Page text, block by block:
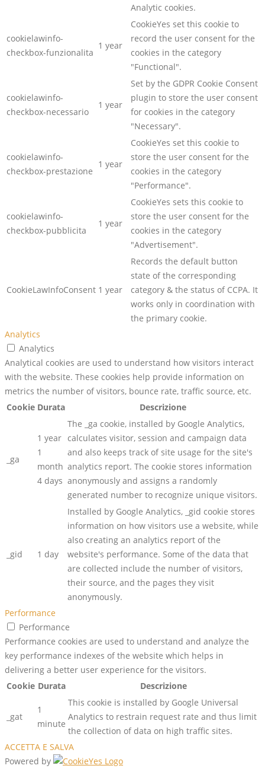
Analytic cookies.
cookielawinfo-
checkbox-funzionalita
1 year
CookieYes set this cookie to
record the user consent for the
cookies in the category
"Functional".
cookielawinfo-
checkbox-necessario
1 year
Set by the GDPR Cookie Consent
plugin to store the user consent
for cookies in the category
"Necessary".
cookielawinfo-
checkbox-prestazione
1 year
CookieYes set this cookie to
store the user consent for the
cookies in the category
"Performance".
cookielawinfo-
checkbox-pubblicita
1 year
CookieYes sets this cookie to
store the user consent for the
cookies in the category
"Advertisement".
CookieLawInfoConsent 1 year
Records the default button
state of the corresponding
category & the status of CCPA. It
works only in coordination with
the primary cookie.
Analytics
Analytics
Analytical cookies are used to understand how visitors interact
with the website. These cookies help provide information on
metrics the number of visitors, bounce rate, traffic source, etc.
Cookie Durata Descrizione
_ga
1 year
1
month
4 days
The _ga cookie, installed by Google Analytics,
calculates visitor, session and campaign data
and also keeps track of site usage for the site's
analytics report. The cookie stores information
anonymously and assigns a randomly
generated number to recognize unique visitors.
_gid 1 day
Installed by Google Analytics, _gid cookie stores
information on how visitors use a website, while
also creating an analytics report of the
website's performance. Some of the data that
are collected include the number of visitors,
their source, and the pages they visit
anonymously.
Performance
Performance
Performance cookies are used to understand and analyze the
key performance indexes of the website which helps in
delivering a better user experience for the visitors.
Cookie Durata Descrizione
_gat
1
minute
This cookie is installed by Google Universal
Analytics to restrain request rate and thus limit
the collection of data on high traffic sites.
ACCETTA E SALVA
Powered by